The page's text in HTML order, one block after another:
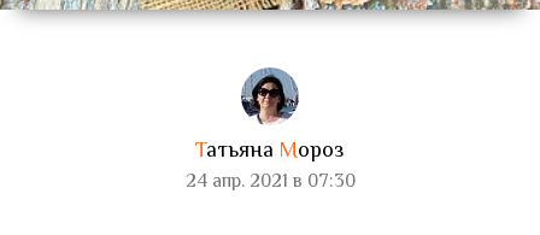
Татьяна Мороз
24 апр. 2021 в 07:30